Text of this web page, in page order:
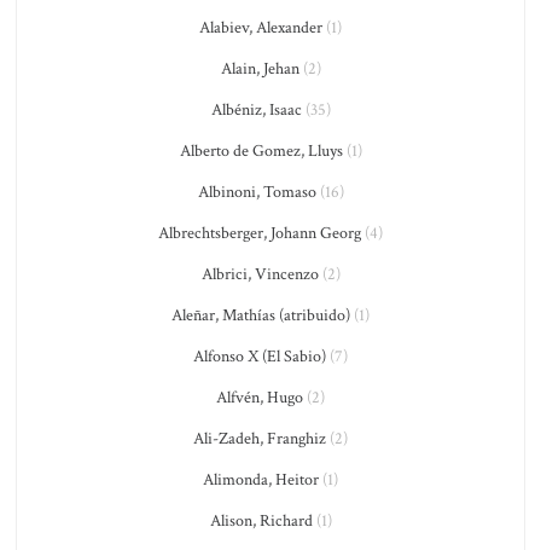
Alabiev, Alexander (1)
Alain, Jehan(2)
Albéniz, Isaac (35)
Alberto de Gomez, Lluys(1)
Albinoni, Tomaso(16)
Albrechtsberger, Johann Georg (4)
Albrici, Vincenzo(2)
Aleñar, Mathías (atribuido) (1)
Alfonso X (El Sabio) (7)
Alfvén, Hugo (2)
Ali-Zadeh, Franghiz (2)
Alimonda, Heitor (1)
Alison, Richard(1)